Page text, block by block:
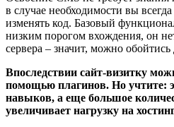
в случае необходимости вы
изменять код. Базовый
низким порогом вхождения, он
сервера – значит, можно
Впоследствии сайт-визитку
помощью плагинов. Но учтите:
навыков, а еще большое
увеличивает нагрузку на